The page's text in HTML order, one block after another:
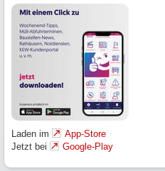
Laden im
App-Store
Jetzt bei
Google-Play